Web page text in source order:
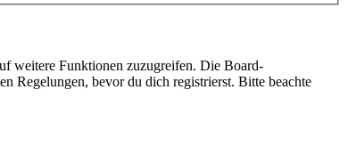
weitere Funktionen zuzugreifen. Die Board-
Regelungen, bevor du dich registrierst. Bitte beachte